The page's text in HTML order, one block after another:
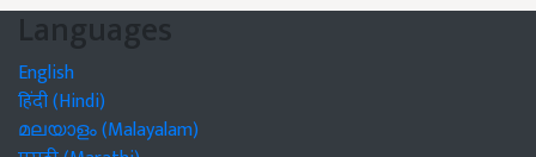
Languages
English
हिंदी (Hindi)
മലയാളം (Malayalam)